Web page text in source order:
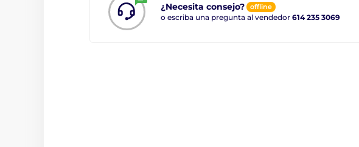
¿Necesita consejo? offline
o escriba una pregunta al vendedor 614 235 3069